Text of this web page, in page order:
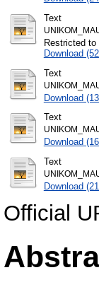
Text
Restricted
Download
Text
Download
Text
Download
Text
Download
Official